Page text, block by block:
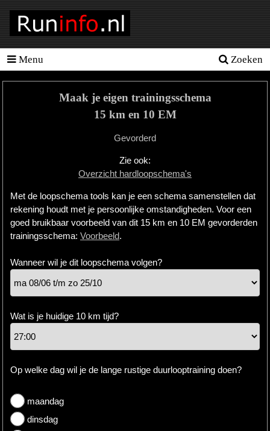
Menu Zoeken
Homepage
Wedstrijden
Sportvoeding
gewicht
Hardlopen
Extra
Tips
Boeken
Maak je eigen trainingsschema
15 km en 10 EM
Gevorderd
Zie ook:
Overzicht hardloopschema's
Met de loopschema tools kan je een schema samenstellen dat
rekening houdt met je persoonlijke omstandigheden. Voor een
goed bruikbaar voorbeeld van dit 15 km en 10 EM gevorderden
trainingsschema: Voorbeeld.
Wanneer wil je dit loopschema volgen?
Wat is je huidige 10 km tijd?
Op welke dag wil je de lange rustige duurlooptraining doen?
maandag
dinsdag